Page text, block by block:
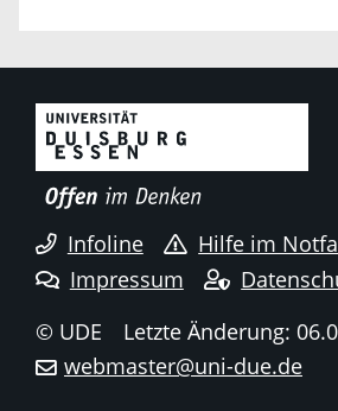
Infoline
Hilfe im
Impressum
© UDE
Letzte Änderung:
webmaster@uni-due.de